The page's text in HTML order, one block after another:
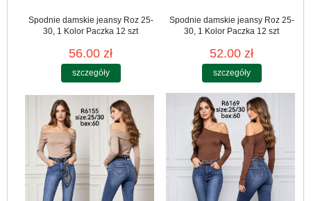
Spodnie damskie jeansy Roz 25-
30, 1 Kolor Paczka 12 szt
56.00 zł
szczegóły
Spodnie damskie jeansy Roz 25-
30, 1 Kolor Paczka 12 szt
52.00 zł
szczegóły